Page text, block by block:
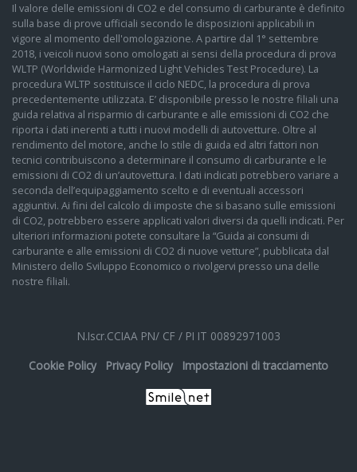
Il valore delle emissioni di CO2 e del consumo di carburante è definito
sulla base di prove ufficiali secondo le disposizioni applicabili in
vigore al momento dell'omologazione. A partire dal 1° settembre
2018, i veicoli nuovi sono omologati ai sensi della procedura di prova
WLTP (Worldwide Harmonized Light Vehicles Test Procedure). La
procedura WLTP sostituisce il ciclo NEDC, la procedura di prova
precedentemente utilizzata. E’ disponibile presso le nostre filiali una
guida relativa al risparmio di carburante e alle emissioni di CO2 che
riporta i dati inerenti a tutti i nuovi modelli di autovetture. Oltre al
rendimento del motore, anche lo stile di guida ed altri fattori non
tecnici contribuiscono a determinare il consumo di carburante e le
emissioni di CO2 di un’autovettura. I dati indicati potrebbero variare a
seconda dell’equipaggiamento scelto e di eventuali accessori
aggiuntivi. Ai fini del calcolo di imposte che si basano sulle emissioni
di CO2, potrebbero essere applicati valori diversi da quelli indicati. Per
ulteriori informazioni potete consultare la “Guida ai consumi di
carburante e alle emissioni di CO2 di nuove vetture”, pubblicata dal
Ministero dello Sviluppo Economico o rivolgervi presso una delle
nostre filiali.
N.Iscr.CCIAA PN/ CF / PI IT 00892971003
Cookie Policy
Privacy Policy Impostazioni di tracciamento